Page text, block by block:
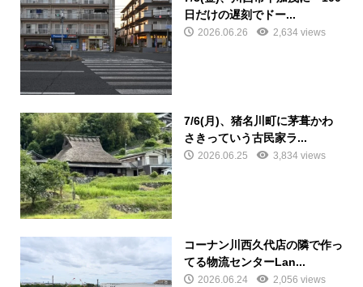
日だけの遅刻でドー...
2026.06.26 2,634 views
7/6(月)、猪名川町に茅葺かわ
さきっていう古民家ラ...
2026.06.25 3,834 views
コーナン川西久代店の隣で作っ
てる物流センターLan...
2026.06.24 2,056 views